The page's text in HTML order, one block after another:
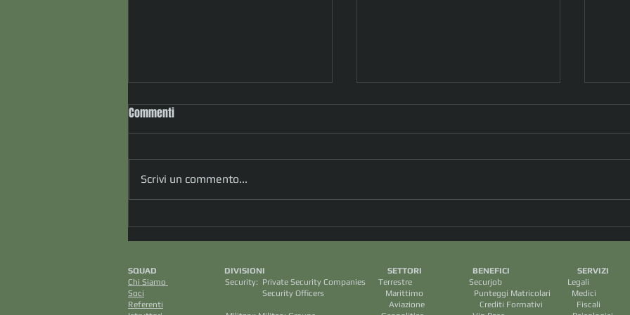
" Oltre la procedura: cosa
accade quando la realtà supera
Francesco Salmeri)
Tra i tanti “talloni d’Achille”
dell’IA l’inaspettata Cultura, sotto
sottointeso che ci illumina !
(dott.ssa Daniela Bellomi)
Commenti
Scrivi un commento...
SQUAD DIVISIONI SETTORI BENEFICI
Chi Siamo
Security: Private Security Companies Terrestre Securjob Legali
Soci Security Officers Marittimo Punteggi Matricolari Medici
Referenti Aviazione Crediti Formativi